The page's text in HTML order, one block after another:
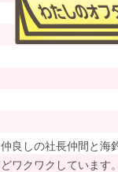
仲良しの社長仲間と海
どワクワクしています